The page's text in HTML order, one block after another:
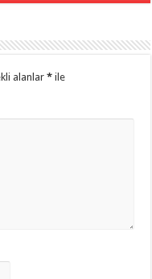
alanlar* ile